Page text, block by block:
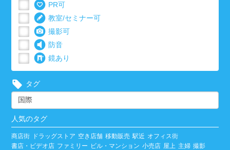
PR可
教室/セミナー可
撮影可
防音
鏡あり
タグ
人気のタグ
商店街 ドラッグストア 空き店舗 移動販売 駅近 オフィス街
書店・ビデオ店 ファミリー ビル・マンション 小売店 屋上 主婦 撮影